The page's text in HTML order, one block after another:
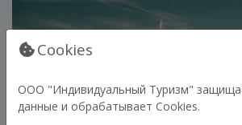
Cookies
ООО "Индивидуальный Туризм"
данные и обрабатывает Cookies.